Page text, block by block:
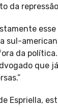
da
sul-
da
que
Espriella,